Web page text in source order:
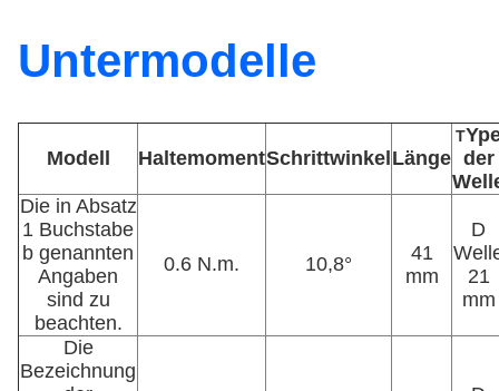
Untermodelle
Modell HaltemomentSchrittwinkel Länge
T
der
Die in Absatz
1 Buchstabe
b genannten
Angaben
sind zu
beachten.
0.6 N.m. 10,8°
41
mm
D
21
mm
Die
Bezeichnung